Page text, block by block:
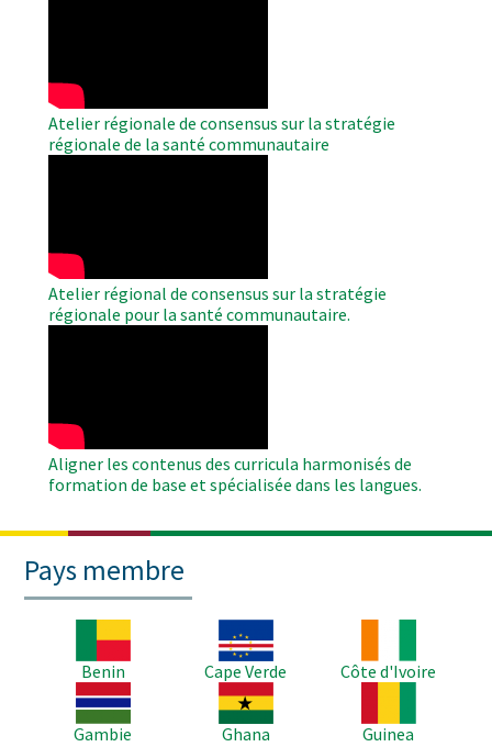
Atelier régionale de consensus sur la stratégie
régionale de la santé communautaire
Atelier régional de consensus sur la stratégie
régionale pour la santé communautaire.
Aligner les contenus des curricula harmonisés de
formation de base et spécialisée dans les langues.
Pays membre
Benin
Image
Cape Verde
Côte d'Ivoire
Image
Gambie
Image
Ghana
Guinea